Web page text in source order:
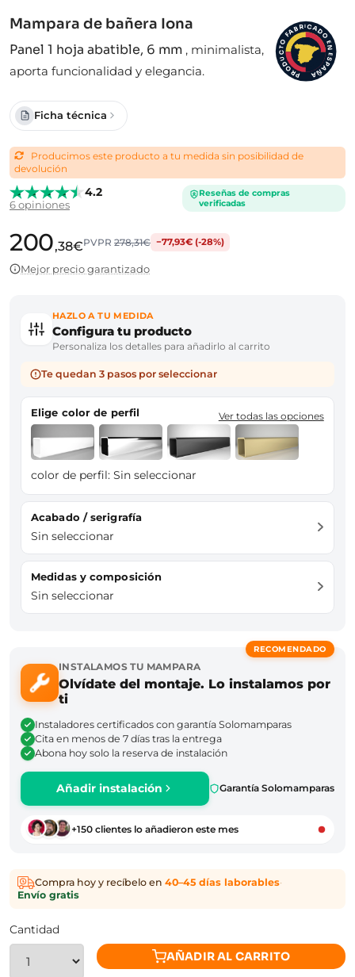
Mampara de bañera Iona
Panel 1 hoja abatible, 6 mm , minimalista,
aporta funcionalidad y elegancia.
P
R
O
D
U
C
T
O
FABRICADO
E
N
E
S
P
A
Ñ
A
Ficha técnica
Producimos este producto a tu medida sin posibilidad de
devolución
4.2
6 opiniones
Reseñas de compras
verificadas
200,38€PVPR278,31€ −77,93€ (-28%)
Mejor precio garantizado
HAZLO A TU MEDIDA
Configura tu producto
Personaliza los detalles para añadirlo al carrito
Te quedan 3 pasos por seleccionar
Elige color de perfil Ver todas las opciones
color de perfil: Sin seleccionar
Acabado / serigrafía
Sin seleccionar
Medidas y composición
Sin seleccionar
RECOMENDADO
INSTALAMOS TU MAMPARA
Olvídate del montaje. Lo instalamos por
ti
Instaladores certificados con garantía Solomamparas
Cita en menos de 7 días tras la entrega
Abona hoy solo la reserva de instalación
Añadir instalación Garantía Solomamparas
+150 clientes lo añadieron este mes
Compra hoy y recíbelo en 40–45 días laborables·
Envío gratis
Cantidad
AÑADIR AL CARRITO